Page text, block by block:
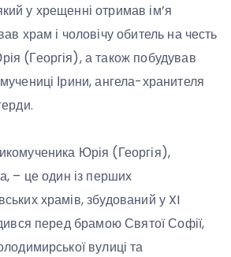
у хрещенні отримав ім’я
храм і чоловічу обитель на честь
(Георгія), а також побудував
Ірини, ангела-хранителя
Юрія (Георгія),
– це один із перших
храмів, збудований у XI
перед брамою Святої Софії,
вулиці та